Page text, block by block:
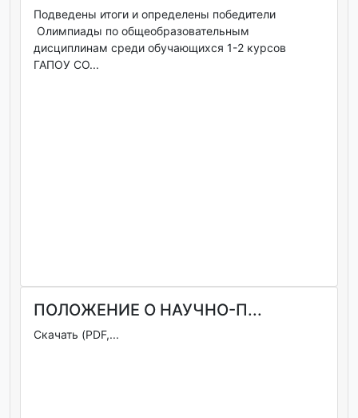
Подведены итоги и определены победители
Олимпиады по общеобразовательным
дисциплинам среди обучающихся 1-2 курсов
ГАПОУ СО...
ПОЛОЖЕНИЕ О НАУЧНО-П...
Скачать (PDF,...